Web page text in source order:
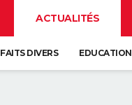
ACTUALITÉS
FAITS DIVERS EDUCATION